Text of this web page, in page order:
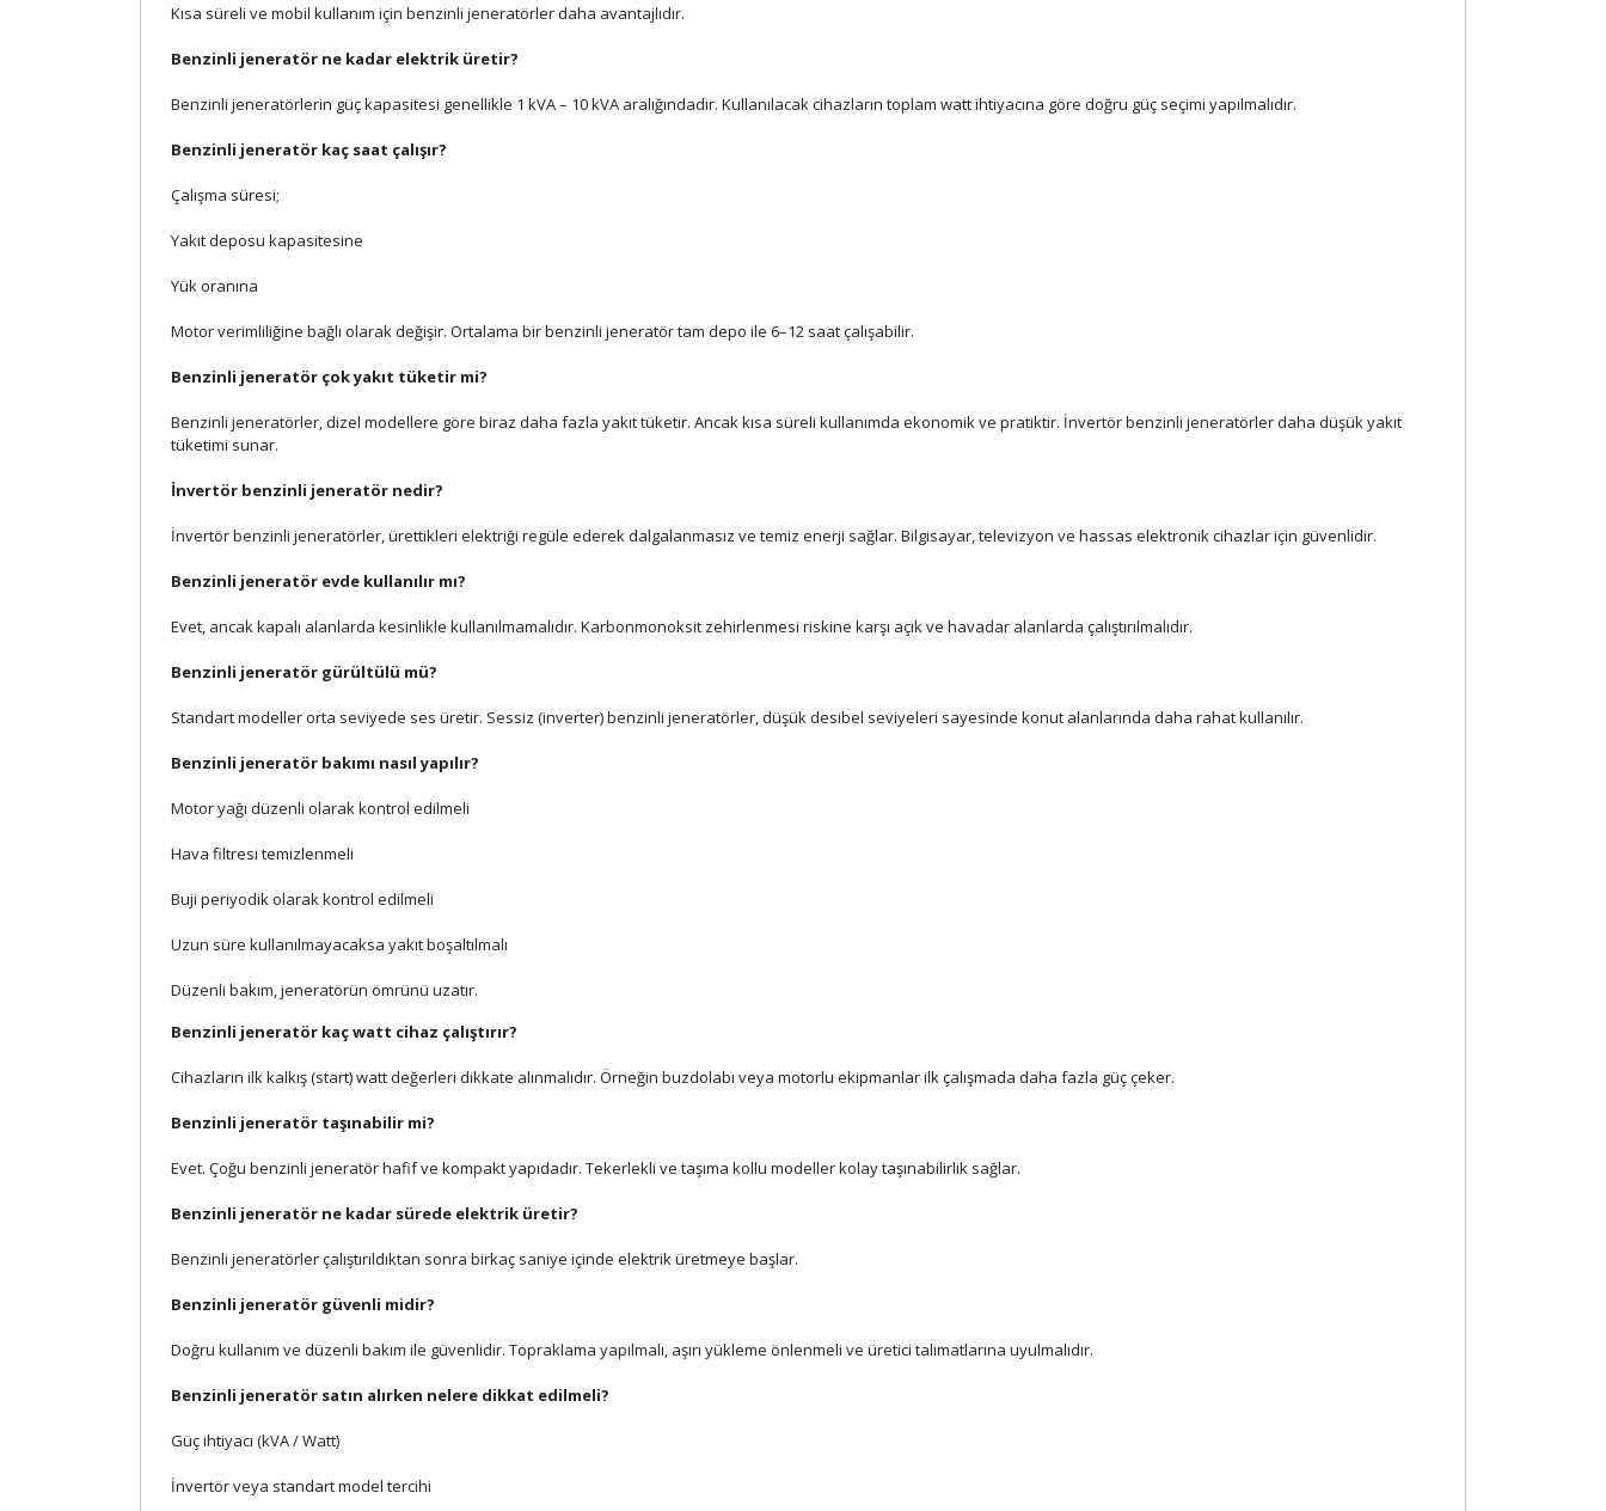
Kısa süreli ve mobil kullanım için benzinli jeneratörler daha avantajlıdır.
Benzinli jeneratör ne kadar elektrik üretir?
Benzinli jeneratörlerin güç kapasitesi genellikle 1 kVA – 10 kVA aralığındadır. Kullanılacak cihazların toplam watt ihtiyacına göre doğru güç seçimi yapılmalıdır.
Benzinli jeneratör kaç saat çalışır?
Çalışma süresi;
Yakıt deposu kapasitesine
Yük oranına
Motor verimliliğine bağlı olarak değişir. Ortalama bir benzinli jeneratör tam depo ile 6–12 saat çalışabilir.
Benzinli jeneratör çok yakıt tüketir mi?
Benzinli jeneratörler, dizel modellere göre biraz daha fazla yakıt tüketir. Ancak kısa süreli kullanımda ekonomik ve pratiktir. İnvertör benzinli jeneratörler daha düşük yakıt
tüketimi sunar.
İnvertör benzinli jeneratör nedir?
İnvertör benzinli jeneratörler, ürettikleri elektriği regüle ederek dalgalanmasız ve temiz enerji sağlar. Bilgisayar, televizyon ve hassas elektronik cihazlar için güvenlidir.
Benzinli jeneratör evde kullanılır mı?
Evet, ancak kapalı alanlarda kesinlikle kullanılmamalıdır. Karbonmonoksit zehirlenmesi riskine karşı açık ve havadar alanlarda çalıştırılmalıdır.
Benzinli jeneratör gürültülü mü?
Standart modeller orta seviyede ses üretir. Sessiz (inverter) benzinli jeneratörler, düşük desibel seviyeleri sayesinde konut alanlarında daha rahat kullanılır.
Benzinli jeneratör bakımı nasıl yapılır?
Motor yağı düzenli olarak kontrol edilmeli
Hava filtresi temizlenmeli
Buji periyodik olarak kontrol edilmeli
Uzun süre kullanılmayacaksa yakıt boşaltılmalı
Düzenli bakım, jeneratörün ömrünü uzatır.
Benzinli jeneratör kaç watt cihaz çalıştırır?
Cihazların ilk kalkış (start) watt değerleri dikkate alınmalıdır. Örneğin buzdolabı veya motorlu ekipmanlar ilk çalışmada daha fazla güç çeker.
Benzinli jeneratör taşınabilir mi?
Evet. Çoğu benzinli jeneratör hafif ve kompakt yapıdadır. Tekerlekli ve taşıma kollu modeller kolay taşınabilirlik sağlar.
Benzinli jeneratör ne kadar sürede elektrik üretir?
Benzinli jeneratörler çalıştırıldıktan sonra birkaç saniye içinde elektrik üretmeye başlar.
Benzinli jeneratör güvenli midir?
Doğru kullanım ve düzenli bakım ile güvenlidir. Topraklama yapılmalı, aşırı yükleme önlenmeli ve üretici talimatlarına uyulmalıdır.
Benzinli jeneratör satın alırken nelere dikkat edilmeli?
Güç ihtiyacı (kVA / Watt)
İnvertör veya standart model tercihi